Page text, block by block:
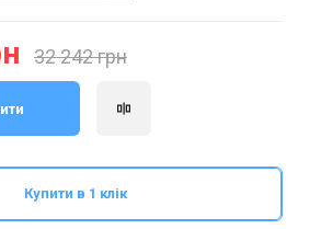
32 242 грн
Купити в 1 клік